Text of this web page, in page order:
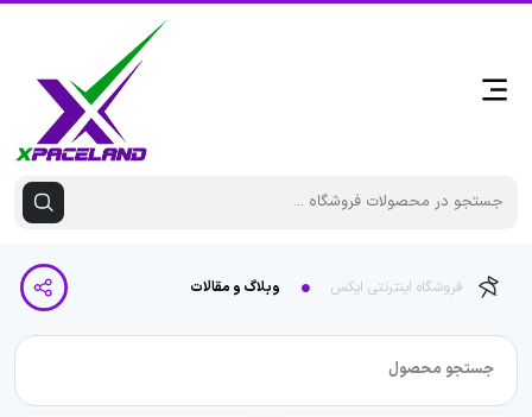
فروشگاه اینترنتی ایکس وبلاگ و مقالات
جستجو محصول